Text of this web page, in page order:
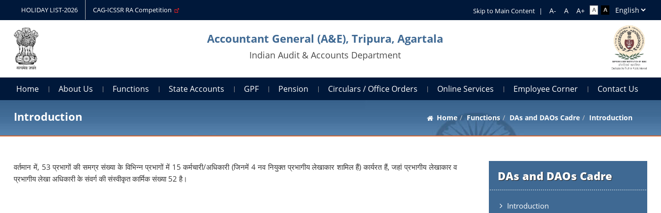
HOLIDAY LIST-2026 CAG-ICSSR RA Competition Skip to Main Content |
Accountant General (A&E), Tripura, Agartala
Indian Audit & Accounts Department
Home About Us Functions State Accounts GPF Pension Circulars / Office Orders Online Services Employee Corner Contact Us
Introduction Home Functions DAs and DAOs Cadre Introduction
DAs and DAOs Cadre
Introduction
वर्तमान में, 53 प्रभागों की समग्र संख्या के विभिन्न प्रभागों में 15 कर्मचारी/अधिकारी (जिनमें 4 नव नियुक्त प्रभागीय लेखाकार शामिल हैं) कार्यरत हैं, जहां प्रभागीय लेखाकार व
प्रभागीय लेखा अधिकारी के संवर्ग की संस्वीकृत कार्मिक संख्या 52 है।